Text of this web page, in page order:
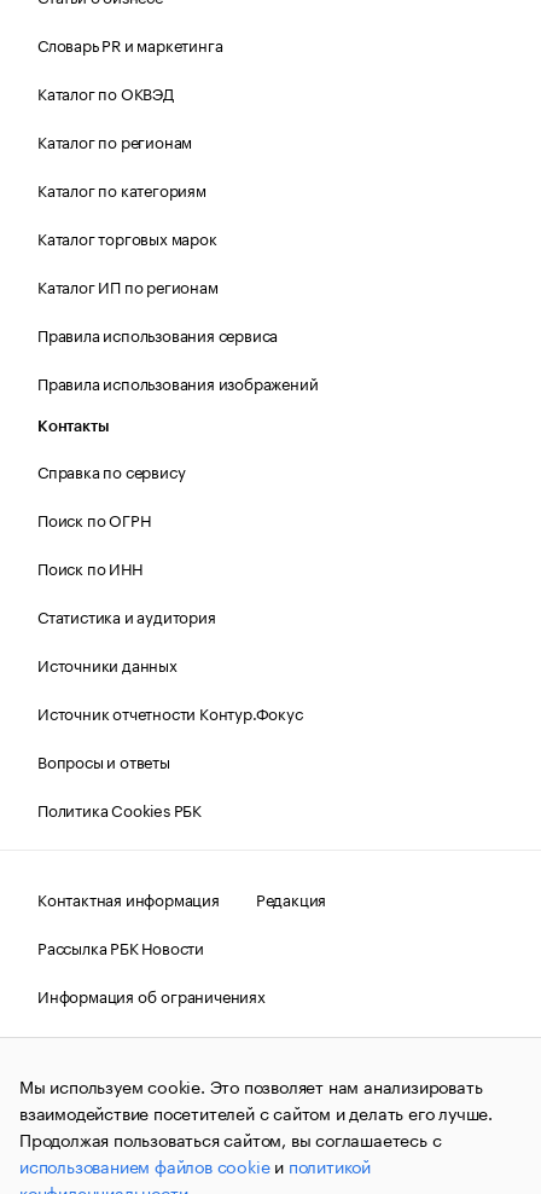
Словарь PR и маркетинга
Каталог по ОКВЭД
Каталог по регионам
Каталог по категориям
Каталог торговых марок
Каталог ИП по регионам
Правила использования сервиса
Правила использования изображений
Контакты
Справка по сервису
Поиск по ОГРН
Поиск по ИНН
Статистика и аудитория
Источники данных
Источник отчетности Контур.Фокус
Вопросы и ответы
Политика Cookies РБК
Контактная информация
Редакция
Рассылка РБК Новости
Информация об ограничениях
Правовая информация
О соблюдении авторских прав
© АО «РОСБИЗНЕСКОНСАЛТИНГ»,1995–2026.Сообщения
и материалы информационного агентства «РБК»
(зарегистрировано Федеральной службой по надзору в сфере
связи, информационных технологий и массовых
коммуникаций (Роскомнадзор) 09.12.2015 за номером ИА
№ФС77-63848) сопровождаются пометкой «РБК». Отдельные
Мы используем cookie. Это позволяет нам анализировать
взаимодействие посетителей с сайтом и делать его лучше.
Продолжая пользоваться сайтом, вы соглашаетесь с
использованием файлов cookieи политикой